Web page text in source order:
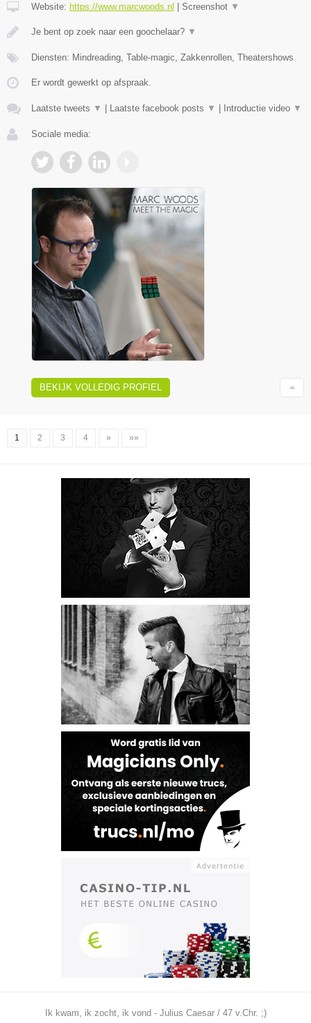
Website: https://www.marcwoods.nl | Screenshot ▼
Je bent op zoek naar een goochelaar? ▼
Diensten: Mindreading, Table-magic, Zakkenrollen, Theatershows
Er wordt gewerkt op afspraak.
Laatste tweets ▼ | Laatste facebook posts ▼ | Introductie video ▼
Sociale media:
BEKIJK VOLLEDIG PROFIEL
1 2 3 4 » »»
Ik kwam, ik zocht, ik vond - Julius Caesar / 47 v.Chr. ;)